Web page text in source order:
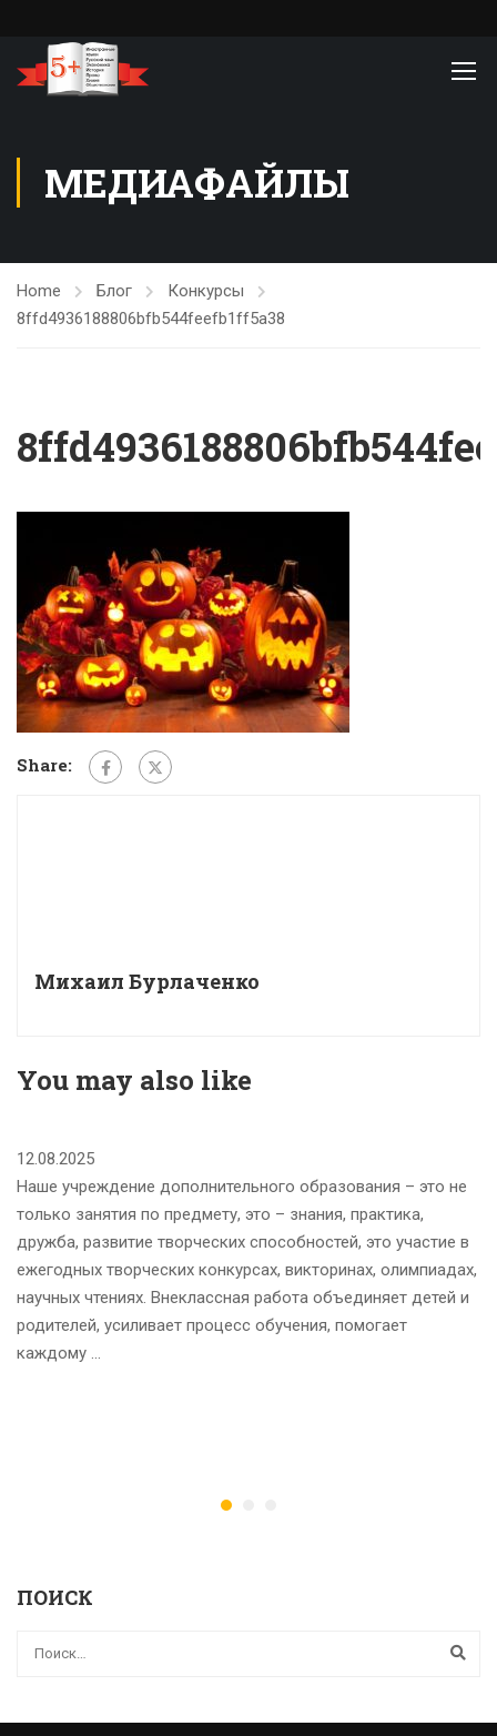
МЕДИАФАЙЛЫ
Home Блог
Конкурсы
8ffd4936188806bfb544feefb1ff5a38
Share:
Михаил Бурлаченко
You may also like
12.08.2025
Наше учреждение дополнительного образования – это не
только занятия по предмету, это – знания, практика,
дружба, развитие творческих способностей, это участие в
ежегодных творческих конкурсах, викторинах, олимпиадах,
научных чтениях. Внеклассная работа объединяет детей и
родителей, усиливает процесс обучения, помогает
каждому …
ПОИСК